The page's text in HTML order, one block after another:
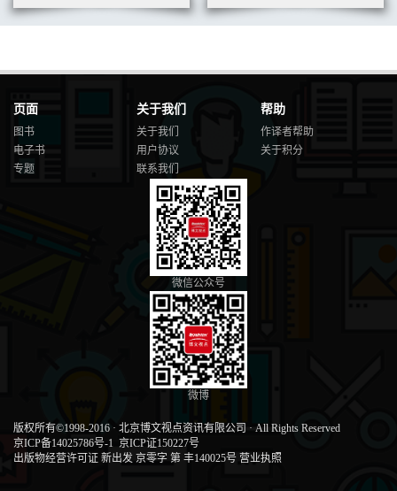
3.7.1 兑换商城
3.7.2 版权保护
3.9 创作实验室
3.9.2 投稿私信推送
3.9.3 起飞推广
3.10 社区公约
3.11 创作设置
第4章 常用的视频录制设备
4.2.2 可通话蓝牙耳机
4.2.3 外置麦克风
4.2.4 有线领夹麦克风
页面
图书
电子书
专题
关于我们
关于我们
用户协议
联系我们
帮助
作译者帮助
关于积分
微信公众号
微博
版权所有©1998-2016 · 北京博文视点资讯有限公司 · All Rights Reserved
京ICP备14025786号-1 京ICP证150227号
出版物经营许可证 新出发 京零字 第 丰140025号 营业执照